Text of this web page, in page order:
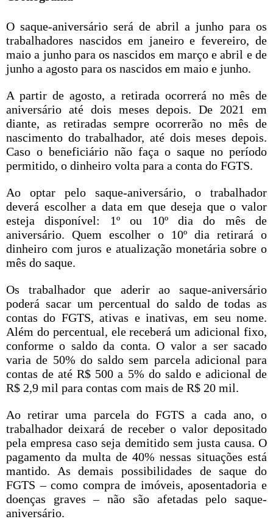
O saque-aniversário será de abril a junho para os
trabalhadores nascidos em janeiro e fevereiro, de
maio a junho para os nascidos em março e abril ede
junho a agosto para os nascidos em maio e junho.
A partir de agosto, a retirada ocorrerá no mês de
aniversário até dois meses depois. De 2021 em
diante, as retiradas sempre ocorrerão no mês de
nascimento do trabalhador, até dois meses depois.
Caso o beneficiário não faça o saque no período
permitido, o dinheiro volta para a conta do FGTS.
Ao optar pelo saque-aniversário, o trabalhador
deverá escolher a data em que deseja que o valor
esteja disponível: 1º ou 10º dia do mês de
aniversário. Quem escolher o 10º dia retirará o
dinheiro com juros e atualização monetária sobre o
mês do saque.
Os trabalhador que aderir ao saque-aniversário
poderá sacar um percentual do saldo de todas as
contas do FGTS, ativas e inativas, em seu nome.
Além do percentual, ele receberá um adicional fixo,
conforme o saldo da conta. O valor a ser sacado
varia de 50% do saldo sem parcela adicional para
contas de até R$ 500 a 5% do saldo e adicional de
R$ 2,9 mil para contas com mais de R$ 20 mil.
Ao retirar uma parcela do FGTS a cada ano, o
trabalhador deixará de receber o valor depositado
pela empresa caso seja demitido sem justa causa. O
pagamento da multa de 40% nessas situações está
mantido. As demais possibilidades de saque do
FGTS – como compra de imóveis, aposentadoria e
doenças graves – não são afetadas pelo saque-
aniversário.